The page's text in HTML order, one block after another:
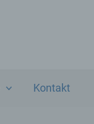
Kontakt